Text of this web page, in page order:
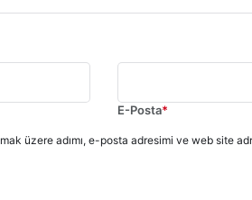
E-Posta*
üzere adımı, e-posta adresimi ve web site